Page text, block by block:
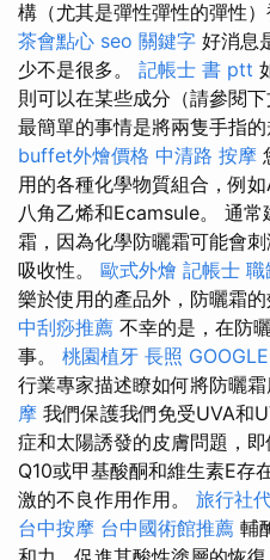
構（尤其是彈性彈性的彈性）
茶會點心 seo 關鍵字 好消息
少不是很多。 記帳士 書 ptt
則可以在某些成分（請參閱
最簡單的事情是將兩隻手指的
buffet外燴價格 中清路 按摩
用的各種化學物質組合，例
八角乙烯和Ecamsule。 通
霜，因為化學防曬霜可能會
吸收性。 歐式外燴 記帳士 職
樂於使用的產品外，防曬霜
中刮痧推薦 不幸的是，在防
事。 桃園植牙 長照
行業專家描述瞭如何將防曬
摩 我們保護我們免受UVA和
症和太陽誘發的皮膚問題，
Q10或甲基酸酮和維生素E存
激的不良作用作用。 旅行社
台中按摩 台中國術館推薦 輔